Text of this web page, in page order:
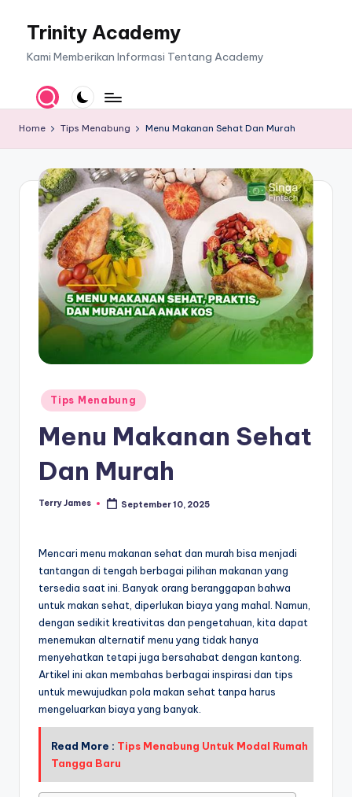
Trinity Academy
Kami Memberikan Informasi Tentang Academy
Home Tips Menabung Menu Makanan Sehat Dan Murah
Posted
in
Tips Menabung
Menu Makanan Sehat
Dan Murah
Posted
Terry James September 10, 2025
Mencari menu makanan sehat dan murah bisa menjadi
tantangan di tengah berbagai pilihan makanan yang
tersedia saat ini. Banyak orang beranggapan bahwa
untuk makan sehat, diperlukan biaya yang mahal. Namun,
dengan sedikit kreativitas dan pengetahuan, kita dapat
menemukan alternatif menu yang tidak hanya
menyehatkan tetapi juga bersahabat dengan kantong.
Artikel ini akan membahas berbagai inspirasi dan tips
untuk mewujudkan pola makan sehat tanpa harus
mengeluarkan biaya yang banyak.
Read More : Tips Menabung Untuk Modal Rumah
Tangga Baru